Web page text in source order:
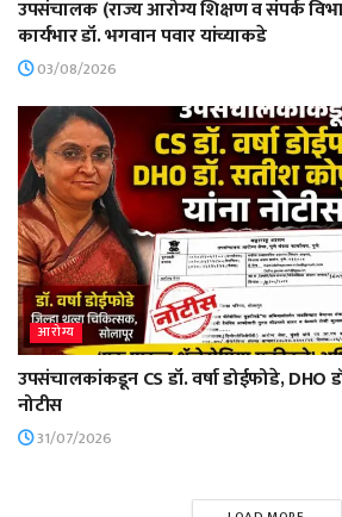
उपसंचालक (राज्य आरोग्य शिक्षण व संपर्क
कार्यभार डॉ. भगवान पवार यांच्याकडे
03/08/2026
आरोग्य
उपसंचालकांकडून CS डॉ. वर्षा डोईफोडे, DHO
नोटीस
31/07/2026